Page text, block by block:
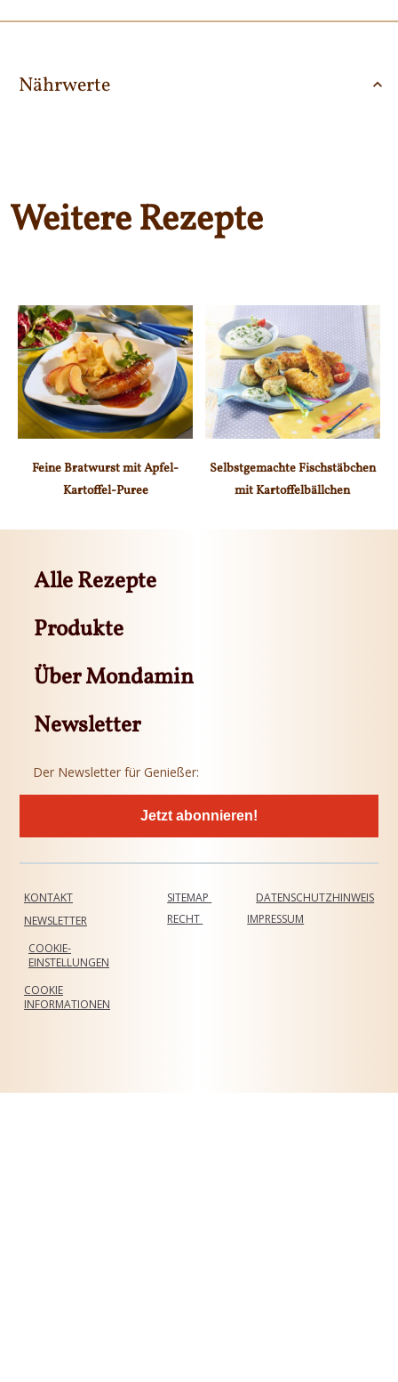
Nährwerte
Weitere Rezepte
Feine Bratwurst mit Apfel-
Kartoffel-Puree
Selbstgemachte Fischstäbchen
mit Kartoffelbällchen
Alle Rezepte
Produkte
Über Mondamin
Newsletter
Der Newsletter für Genießer:
Jetzt abonnieren!
KONTAKT
SITEMAP
NEWSLETTER
DATENSCHUTZHINWEIS
COOKIE-
EINSTELLUNGEN
RECHT
COOKIE
INFORMATIONEN
IMPRESSUM